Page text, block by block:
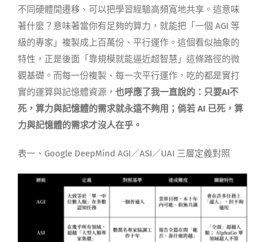
不同硬體間遷移、可以把學習經驗高頻寬地共享。這意味
著什麼？意味著當你有足夠的算力，就能把「一個 AGI 等
級的專家」複製成上百萬份、平行運作。這個看似抽象的
特性，正是後面「靠規模就能逼近超智慧」這條路徑的微
觀基礎。而每一份複製、每一次平行運作，吃的都是實打
實的運算與記憶體資源， 也呼應了我一直說的：只要AI不
死，算力與記憶體的需求就永遠不夠用；倘若 AI 已死，算
力與記憶體的需求才沒人在乎。
表一、Google DeepMind AGI／ASI／UAI 三層定義對照